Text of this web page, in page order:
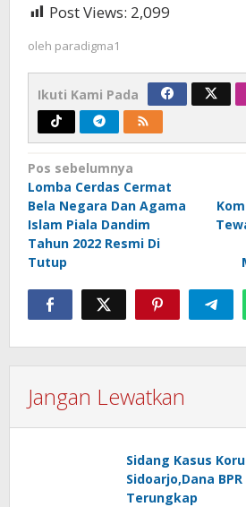
Post Views: 2,099
oleh paradigma1
Ikuti Kami Pada
Navigasi
pos
Pos sebelumnya
Lomba Cerdas Cermat
Bela Negara Dan Agama
Islam Piala Dandim
Tahun 2022 Resmi Di
Tutup
Jangan Lewatkan
Sidang Kasus
Sidoarjo,Dana
Terungkap